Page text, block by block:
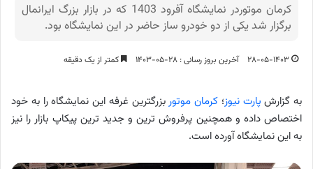
کرمان موتوردر نمایشگاه آفرود 1403 که در بازار بزرگ ایرانمال
برگزار شد یکی از دو خودرو ساز حاضر در این نمایشگاه بود.
۲۸-۰۵-۱۴۰۳ آخرین بروز رسانی : ۲۸-۰۵-۱۴۰۳ کمتر از یک دقیقه
به گزارش پارت نیوز؛ کرمان موتور بزرگترین غرفه این نمایشگاه را به خود
اختصاص داده و همچنین پرفروش ترین و جدید ترین پیکاپ بازار را نیز
به این نمایشگاه آورده است.